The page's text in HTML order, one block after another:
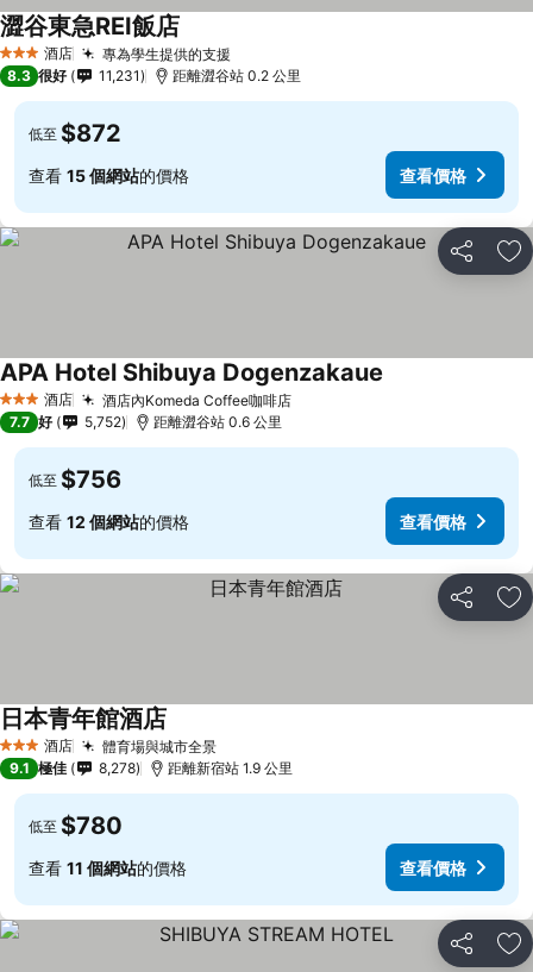
3 星級 酒店 專為學生提供的支援
澀谷東急REI飯店
8.3 很好 11,231 距離澀谷站 0.2 公里
低至 $872
查看 15 個網站的價格 查看價格
分享 放
3 星級 酒店 酒店內Komeda Coffee咖啡店
APA Hotel Shibuya Dogenzakaue
7.7 好 5,752 距離澀谷站 0.6 公里
低至 $756
查看 12 個網站的價格 查看價格
分享 放
3 星級 酒店 體育場與城市全景
日本青年館酒店
9.1 極佳 8,278 距離新宿站 1.9 公里
低至 $780
查看 11 個網站的價格 查看價格
分享 放